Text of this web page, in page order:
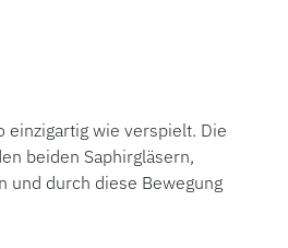
wie verspielt. Die
beiden Saphirgläsern,
und durch diese Bewegung